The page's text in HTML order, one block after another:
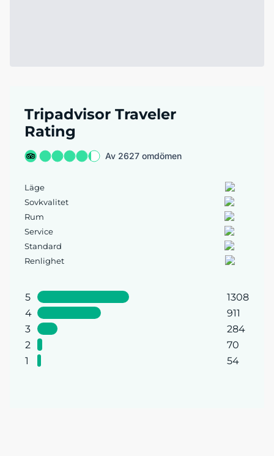
Tripadvisor Traveler
Rating
Av 2627 omdömen
Läge
Sovkvalitet
Rum
Service
Standard
Renlighet
5
1308
4
911
3
284
2
70
1
54